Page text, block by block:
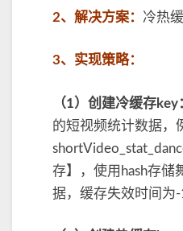
2、解决方案： 冷热
3、实现策略：
（1）创建冷缓存key
的短视频统计数据，
存】，使用hash存储
据，缓存失效时间为-